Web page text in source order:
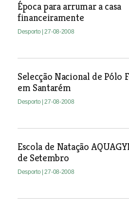
Época para arrumar a casa
financeiramente
Desporto | 27-08-2008
Selecção Nacional de Pólo
em Santarém
Desporto | 27-08-2008
Escola de Natação
de Setembro
Desporto | 27-08-2008